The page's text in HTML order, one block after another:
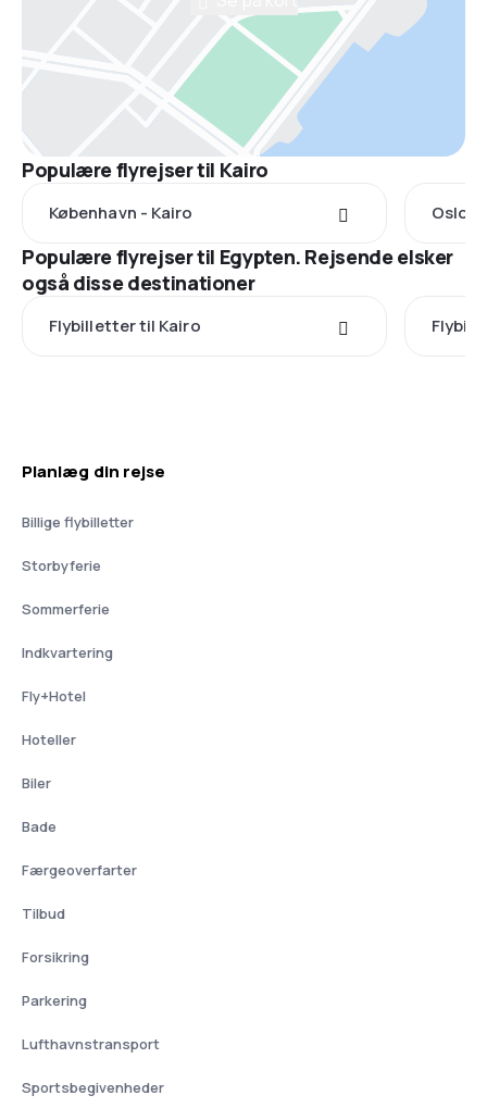
Populære flyrejser til Kairo
København - Kairo Oslo -
Populære flyrejser til Egypten. Rejsende elsker
også disse destinationer
Flybilletter til Kairo
Planlæg din rejse
Billige flybilletter
Storbyferie
Sommerferie
Indkvartering
Fly+Hotel
Hoteller
Biler
Bade
Færgeoverfarter
Tilbud
Forsikring
Parkering
Lufthavnstransport
Sportsbegivenheder